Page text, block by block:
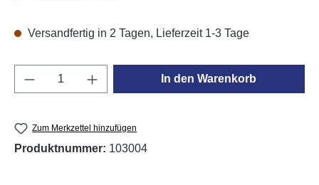
Versandfertig in 2 Tagen, Lieferzeit 1-3 Tage
Produkt Anzahl: Gib den gewünschten
In den Warenkorb
Zum Merkzettel hinzufügen
Produktnummer: 103004